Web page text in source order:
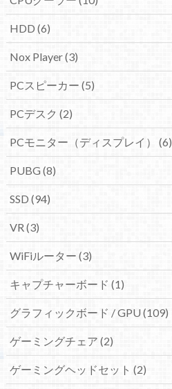
HDD (6)
Nox Player(3)
PCスピーカー (5)
PCデスク (2)
PCモニター（ディスプレイ） (6)
PUBG(8)
SSD (94)
VR (3)
WiFiルーター (3)
キャプチャーボード (1)
グラフィックボード / GPU(109)
ゲーミングチェア (2)
ゲーミングヘッドセット (2)